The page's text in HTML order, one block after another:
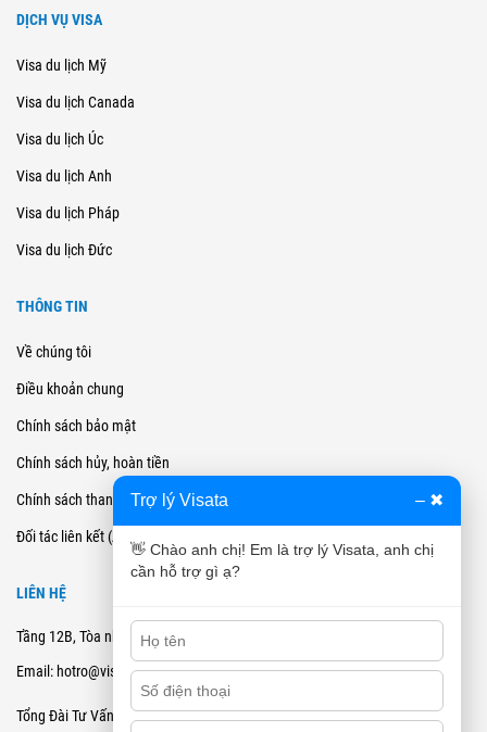
DỊCH VỤ VISA
Visa du lịch Mỹ
Visa du lịch Canada
Visa du lịch Úc
Visa du lịch Anh
Visa du lịch Pháp
Visa du lịch Đức
THÔNG TIN
Về chúng tôi
Điều khoản chung
Chính sách bảo mật
Chính sách hủy, hoàn tiền
Chính sách thanh toán
Đối tác liên kết (Affiliate)
LIÊN HỆ
Tầng 12B, Tòa nhà Cienco4 - 180 Nguyễn Thị Minh Khai, Quận 3, TPHCM
Email: hotro@visata.vn
Tổng Đài Tư Vấn: 0915978168
Trợ lý Visata – ✖
👋 Chào anh chị! Em là trợ lý Visata, anh chị
cần hỗ trợ gì ạ?